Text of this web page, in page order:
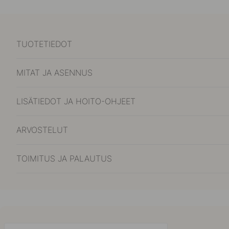
TUOTETIEDOT
MITAT JA ASENNUS
LISÄTIEDOT JA HOITO-OHJEET
ARVOSTELUT
TOIMITUS JA PALAUTUS